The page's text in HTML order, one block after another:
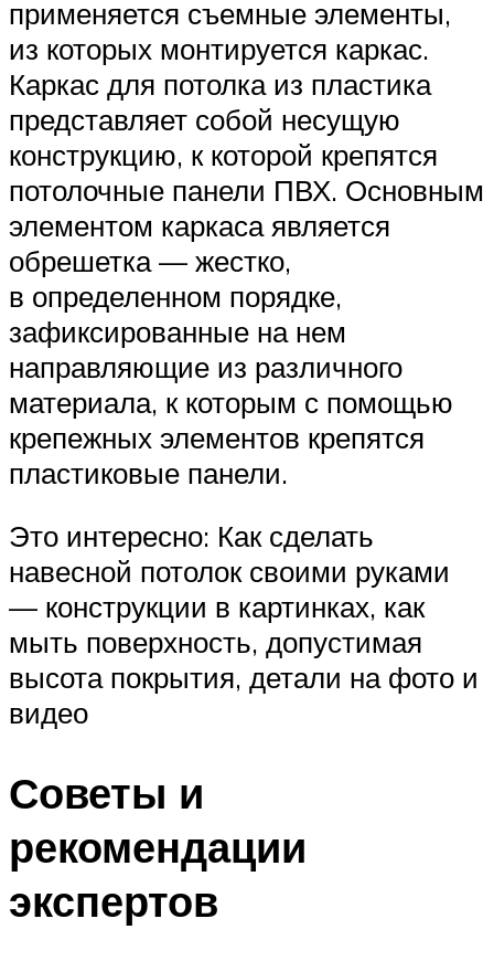
применяется съемные элементы,
из которых монтируется каркас.
Каркас для потолка из пластика
представляет собой несущую
конструкцию, к которой крепятся
потолочные панели ПВХ. Основным
элементом каркаса является
обрешетка — жестко,
в определенном порядке,
зафиксированные на нем
направляющие из различного
материала, к которым с помощью
крепежных элементов крепятся
пластиковые панели.
Это интересно: Как сделать
навесной потолок своими руками
— конструкции в картинках, как
мыть поверхность, допустимая
высота покрытия, детали на фото и
видео
Советы и
рекомендации
экспертов